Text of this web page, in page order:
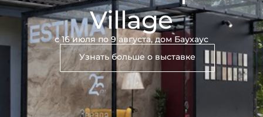
Village
с 16 июля по 9 августа, дом Баухаус
Узнать больше о выставке